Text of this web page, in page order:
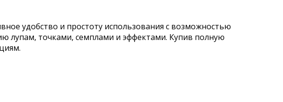
удобство и простоту использования с возможностью
лупам, точками, семплами и эффектами. Купив полную